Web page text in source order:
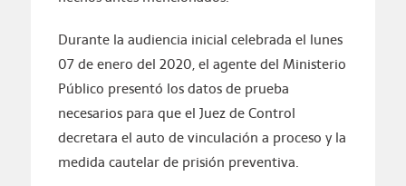
Durante la audiencia inicial celebrada el lunes
07 de enero del 2020, el agente del Ministerio
Público presentó los datos de prueba
necesarios para que el Juez de Control
decretara el auto de vinculación a proceso y la
medida cautelar de prisión preventiva.